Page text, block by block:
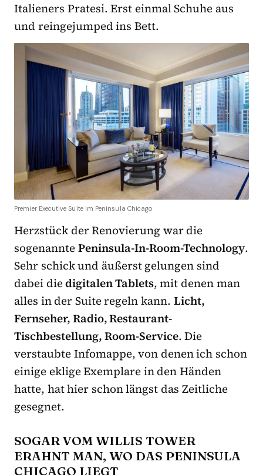
Italieners Pratesi. Erst einmal Schuhe aus
und reingejumped ins Bett.
Premier Executive Suite im Peninsula Chicago
Herzstück der Renovierung war die
sogenanntePeninsula-In-Room-Technology.
Sehr schick und äußerst gelungen sind
dabei diedigitalen Tablets, mit denen man
alles in der Suite regeln kann. Licht,
Fernseher, Radio, Restaurant-
Tischbestellung, Room-Service. Die
verstaubte Infomappe, von denen ich schon
einige eklige Exemplare in den Händen
hatte, hat hier schon längst das Zeitliche
gesegnet.
SOGAR VOM WILLIS TOWER
ERAHNT MAN, WO DAS PENINSULA
CHICAGO LIEGT